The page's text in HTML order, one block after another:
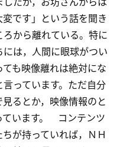
変です」という話を聞き
から離れている。特に
は，人間に眼球がつい
も映像離れは絶対にな
っています。ただ自分
るとか，映像情報のと
ています。 コンテンツ
が持っていれば，ＮＨ